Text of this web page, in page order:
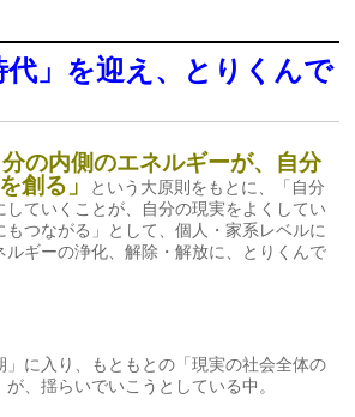
」を迎え、とりくんで
分の内側のエネルギーが、自分
創る」
という大原則をもとに、「自分
していくことが、自分の現実をよくしてい
もつながる」として、個人・家系レベルに
ルギーの浄化、解除・解放に、とりくんで
」に入り、もともとの「現実の社会全体の
、揺らいでいこうとしている中。